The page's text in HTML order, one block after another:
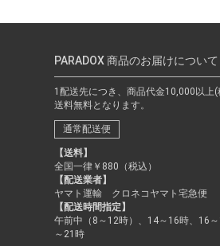
PARADOX 商品のお届けについて
1配送先につき、商品代金10,000以上
送料無料となります。
通常配送便
【送料】
全国一律￥880（税込）
【配送業者】
ヤマト運輸 クロネコヤマト宅急便
【配送時間指定】
午前中（8～12時）、14～16時、16
～21時